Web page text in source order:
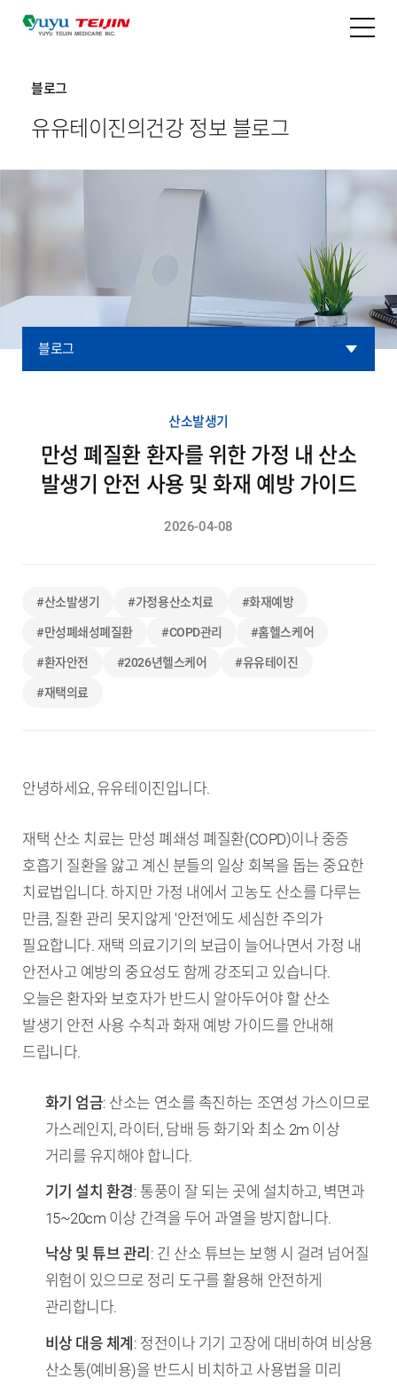
블로그
유유테이진의 건강 정보 블로그
블로그
산소발생기
만성 폐질환 환자를 위한 가정 내 산소
발생기 안전 사용 및 화재 예방 가이드
2026-04-08
#산소발생기 #가정용산소치료 #화재예방
#만성폐쇄성폐질환 #COPD관리 #홈헬스케어
#환자안전 #2026년헬스케어 #유유테이진
#재택의료
안녕하세요, 유유테이진입니다.
재택 산소 치료는 만성 폐쇄성 폐질환(COPD)이나 중증
호흡기 질환을 앓고 계신 분들의 일상 회복을 돕는 중요한
치료법입니다. 하지만 가정 내에서 고농도 산소를 다루는
만큼, 질환 관리 못지않게 '안전'에도 세심한 주의가
필요합니다. 재택 의료기기의 보급이 늘어나면서 가정 내
안전사고 예방의 중요성도 함께 강조되고 있습니다.
오늘은 환자와 보호자가 반드시 알아두어야 할 산소
발생기 안전 사용 수칙과 화재 예방 가이드를 안내해
드립니다.
TL;DR (핵심 요약)
화기 엄금: 산소는 연소를 촉진하는 조연성 가스이므로
가스레인지, 라이터, 담배 등 화기와 최소 2m 이상
거리를 유지해야 합니다.
기기 설치 환경: 통풍이 잘 되는 곳에 설치하고, 벽면과
15~20cm 이상 간격을 두어 과열을 방지합니다.
낙상 및 튜브 관리 : 긴 산소 튜브는 보행 시 걸려 넘어질
위험이 있으므로 정리 도구를 활용해 안전하게
관리합니다.
비상 대응 체계 : 정전이나 기기 고장에 대비하여 비상용
산소통(예비용)을 반드시 비치하고 사용법을 미리